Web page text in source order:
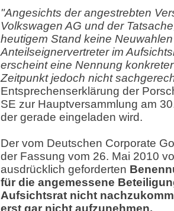
"Angesichts der angestrebten
Volkswagen AG und der
heutigem Stand keine
Anteilseignervertreter im
erscheint eine Nennung
Zeitpunkt jedoch nicht
Entsprechenserklärung der
SE zur Hauptversammlung am
der gerade eingeladen wird.
Der vom Deutschen Corporate
der Fassung vom 26. Mai 2010
ausdrücklich geforderten
für die angemessene
Aufsichtsrat nicht